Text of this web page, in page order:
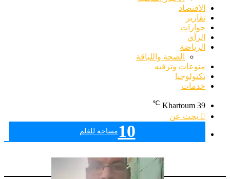
الاقتصاد
تقارير
حوارات
الرأي
الرياضة
الصحة واللياقة
منوعات وترفيه
تكنولوجيا
خدمات
Khartoum 39
℃
بحث عن
10 مساحة للقلم